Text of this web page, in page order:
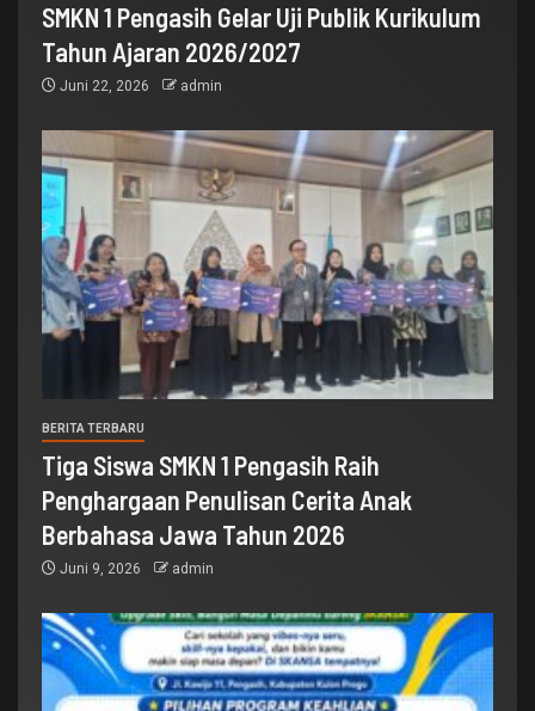
SMKN 1 Pengasih Gelar Uji Publik Kurikulum
Tahun Ajaran 2026/2027
Juni 22, 2026 admin
BERITA TERBARU
Tiga Siswa SMKN 1 Pengasih Raih
Penghargaan Penulisan Cerita Anak
Berbahasa Jawa Tahun 2026
Juni 9, 2026 admin